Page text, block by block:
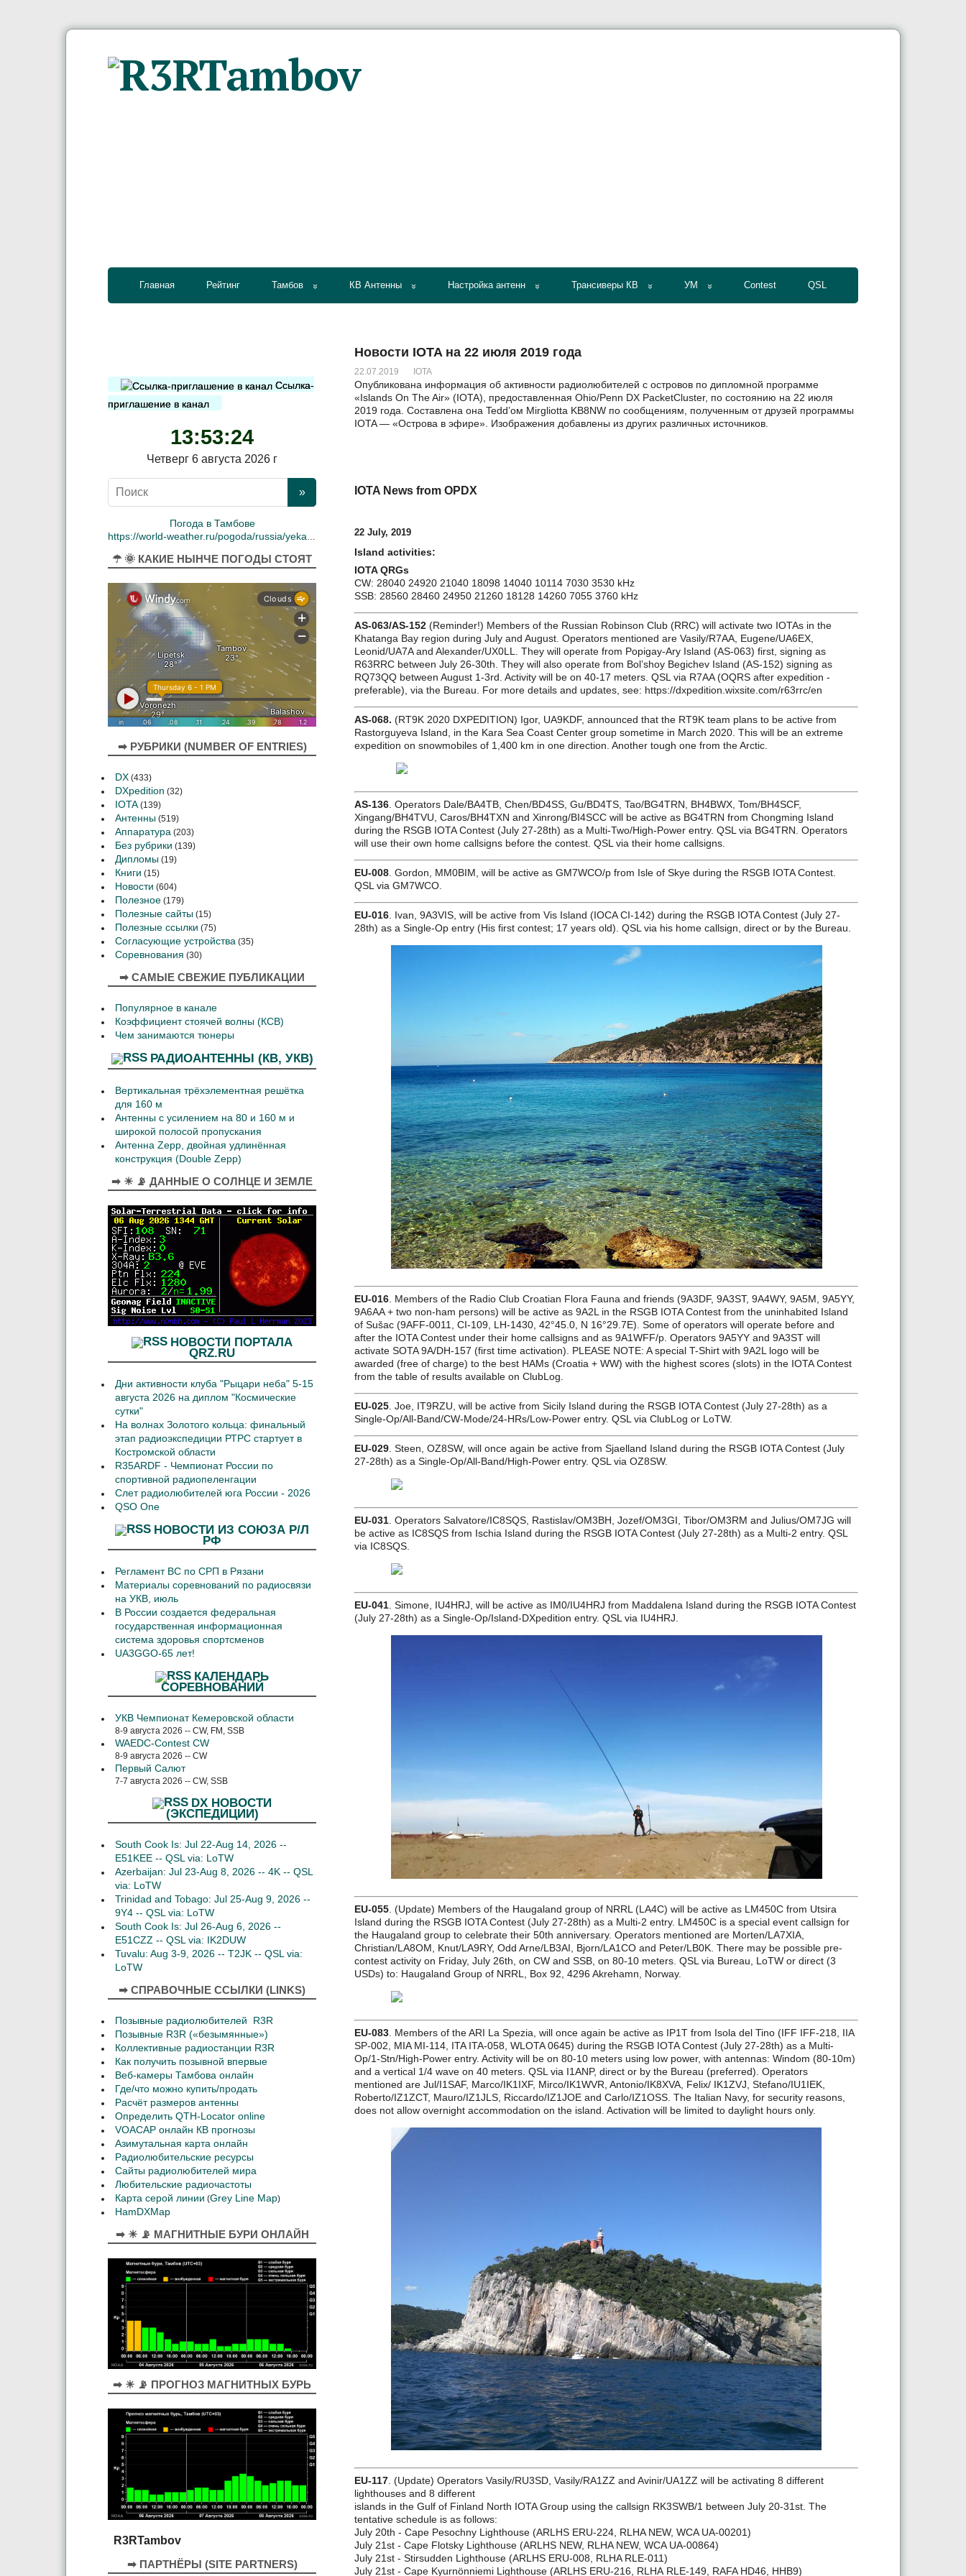
Главная Рейтинг Тамбов КВ Антенны Настройка антенн Трансиверы КВ УМ Contest QSL
Новости IOTA на 22 июля 2019 года
22.07.2019 IOTA
Опубликована информация об активности радиолюбителей с островов по дипломной программе
«Islands On The Air» (IOTA), предоставленная Ohio/Penn DX PacketCluster, по состоянию на 22 июля
2019 года. Составлена она Tedd’ом Mirgliotta KB8NW по сообщениям, полученным от друзей программы
IOTA — «Острова в эфире». Изображения добавлены из других различных источников.
IOTA News from OPDX
22 July, 2019
Island activities:
IOTA QRGs
CW: 28040 24920 21040 18098 14040 10114 7030 3530 kHz
SSB: 28560 28460 24950 21260 18128 14260 7055 3760 kHz
AS-063/AS-152 (Reminder!) Members of the Russian Robinson Club (RRC) will activate two IOTAs in the
Khatanga Bay region during July and August. Operators mentioned are Vasily/R7AA, Eugene/UA6EX,
Leonid/UA7A and Alexander/UX0LL. They will operate from Popigay-Ary Island (AS-063) first, signing as
R63RRC between July 26-30th. They will also operate from Bol’shoy Begichev Island (AS-152) signing as
RQ73QQ between August 1-3rd. Activity will be on 40-17 meters. QSL via R7AA (OQRS after expedition ­
preferable), via the Bureau. For more details and updates, see: https://dxpedition.wixsite.com/r63rrc/en
AS-068. (RT9K 2020 DXPEDITION) Igor, UA9KDF, announced that the RT9K team plans to be active from
Rastorguyeva Island, in the Kara Sea Coast Center group sometime in March 2020. This will be an extreme
expedition on snowmobiles of 1,400 km in one direction. Another tough one from the Arctic.
AS-136 . Operators Dale/BA4TB, Chen/BD4SS, Gu/BD4TS, Tao/BG4TRN, BH4BWX, Tom/BH4SCF,
Xingang/BH4TVU, Caros/BH4TXN and Xinrong/BI4SCC will be active as BG4TRN from Chongming Island
during the RSGB IOTA Contest (July 27-28th) as a Multi-Two/High-Power entry. QSL via BG4TRN. Operators
will use their own home callsigns before the contest. QSL via their home callsigns.
EU-008 . Gordon, MM0BIM, will be active as GM7WCO/p from Isle of Skye during the RSGB IOTA Contest.
QSL via GM7WCO.
EU-016 . Ivan, 9A3VIS, will be active from Vis Island (IOCA CI-142) during the RSGB IOTA Contest (July 27-
28th) as a Single-Op entry (His first contest; 17 years old). QSL via his home callsign, direct or by the Bureau.
EU-016 . Members of the Radio Club Croatian Flora Fauna and friends (9A3DF, 9A3ST, 9A4WY, 9A5M, 9A5YY,
9A6AA + two non-ham persons) will be active as 9A2L in the RSGB IOTA Contest from the uninhabited Island
of Sušac (9AFF-0011, CI-109, LH-1430, 42°45.0, N 16°29.7E). Some of operators will operate before and
after the IOTA Contest under their home callsigns and as 9A1WFF/p. Operators 9A5YY and 9A3ST will
activate SOTA 9A/DH-157 (first time activation). PLEASE NOTE: A special T-Shirt with 9A2L logo will be
awarded (free of charge) to the best HAMs (Croatia + WW) with the highest scores (slots) in the IOTA Contest
from the table of results available on ClubLog.
EU-025 . Joe, IT9RZU, will be active from Sicily Island during the RSGB IOTA Contest (July 27-28th) as a
Single-Op/All-Band/CW-Mode/24-HRs/Low-Power entry. QSL via ClubLog or LoTW.
EU-029 . Steen, OZ8SW, will once again be active from Sjaelland Island during the RSGB IOTA Contest (July
27-28th) as a Single-Op/All-Band/High-Power entry. QSL via OZ8SW.
EU-031 . Operators Salvatore/IC8SQS, Rastislav/OM3BH, Jozef/OM3GI, Tibor/OM3RM and Julius/OM7JG will
be active as IC8SQS from Ischia Island during the RSGB IOTA Contest (July 27-28th) as a Multi-2 entry. QSL
via IC8SQS.
EU-041 . Simone, IU4HRJ, will be active as IM0/IU4HRJ from Maddalena Island during the RSGB IOTA Contest
(July 27-28th) as a Single-Op/Island-DXpedition entry. QSL via IU4HRJ.
EU-055 . (Update) Members of the Haugaland group of NRRL (LA4C) will be active as LM450C from Utsira
Island during the RSGB IOTA Contest (July 27-28th) as a Multi-2 entry. LM450C is a special event callsign for
the Haugaland group to celebrate their 50th anniversary. Operators mentioned are Morten/LA7XIA,
Christian/LA8OM, Knut/LA9RY, Odd Arne/LB3AI, Bjorn/LA1CO and Peter/LB0K. There may be possible pre-
contest activity on Friday, July 26th, on CW and SSB, on 80-10 meters. QSL via Bureau, LoTW or direct (3
USDs) to: Haugaland Group of NRRL, Box 92, 4296 Akrehamn, Norway.
EU-083 . Members of the ARI La Spezia, will once again be active as IP1T from Isola del Tino (IFF IFF-218, IIA
SP-002, MIA MI-114, ITA ITA-058, WLOTA 0645) during the RSGB IOTA Contest (July 27-28th) as a Multi-
Op/1-Stn/High-Power entry. Activity will be on 80-10 meters using low power, with antennas: Windom (80-10m)
and a vertical 1/4 wave on 40 meters. QSL via I1ANP, direct or by the Bureau (preferred). Operators
mentioned are Jul/I1SAF, Marco/IK1IXF, Mirco/IK1WVR, Antonio/IK8XVA, Felix/ IK1ZVJ, Stefano/IU1IEK,
Roberto/IZ1ZCT, Mauro/IZ1JLS, Riccardo/IZ1JOE and Carlo/IZ1OSS. The Italian Navy, for security reasons,
does not allow overnight accommodation on the island. Activation will be limited to daylight hours only.
EU-117 . (Update) Operators Vasily/RU3SD, Vasily/RA1ZZ and Avinir/UA1ZZ will be activating 8 different
lighthouses and 8 different
islands in the Gulf of Finland North IOTA Group using the callsign RK3SWB/1 between July 20-31st. The
tentative schedule is as follows:
July 20th ­- Cape Pesochny Lighthouse (ARLHS ERU-224, RLHA NEW, WCA UA-00201)
July 21st -­ Cape Flotsky Lighthouse (ARLHS NEW, RLHA NEW, WCA UA-00864)
July 21st ­- Stirsudden Lighthouse (ARLHS ERU-008, RLHA RLE-011)
July 21st -­ Cape Kyurnönniemi Lighthouse (ARLHS ERU-216, RLHA RLE-149, RAFA HD46, HHB9)
Ссылка-
приглашение в канал
13:53:25
Четверг 6 августа 2026 г
Погода в Тамбове
https://world-weather.ru/pogoda/russia/yekaterinburg/
☂ 🌞 КАКИЕ НЫНЧЕ ПОГОДЫ СТОЯТ
➡ РУБРИКИ (NUMBER OF ENTRIES)
DX (433)
DXpedition (32)
IOTA (139)
Антенны (519)
Аппаратура (203)
Без рубрики (139)
Дипломы (19)
Книги (15)
Новости (604)
Полезное (179)
Полезные сайты (15)
Полезные ссылки (75)
Согласующие устройства (35)
Соревнования (30)
➡ САМЫЕ СВЕЖИЕ ПУБЛИКАЦИИ
Популярное в канале
Коэффициент стоячей волны (КСВ)
Чем занимаются тюнеры
РАДИОАНТЕННЫ (КВ, УКВ)
Вертикальная трёхэлементная решётка
для 160 м
Антенны с усилением на 80 и 160 м и
широкой полосой пропускания
Антенна Zepp, двойная удлинённая
конструкция (Double Zepp)
➡ ☀ 📡 ДАННЫЕ О СОЛНЦЕ И ЗЕМЛЕ
НОВОСТИ ПОРТАЛА
QRZ.RU
Дни активности клуба "Рыцари неба" 5-15
августа 2026 на диплом "Космические
сутки"
На волнах Золотого кольца: финальный
этап радиоэкспедиции РТРС стартует в
Костромской области
R35ARDF - Чемпионат России по
спортивной радиопеленгации
Слет радиолюбителей юга России - 2026
QSO One
НОВОСТИ ИЗ СОЮЗА Р/Л
РФ
Регламент ВС по СРП в Рязани
Материалы соревнований по радиосвязи
на УКВ, июль
В России создается федеральная
государственная информационная
система здоровья спортсменов
UA3GGO-65 лет!
КАЛЕНДАРЬ
СОРЕВНОВАНИЙ
УКВ Чемпионат Кемеровской области
8-9 августа 2026 -- CW, FM, SSB
WAEDC-Contest CW
8-9 августа 2026 -- CW
Первый Салют
7-7 августа 2026 -- CW, SSB
DX НОВОСТИ
(ЭКСПЕДИЦИИ)
South Cook Is: Jul 22-Aug 14, 2026 --
E51KEE -- QSL via: LoTW
Azerbaijan: Jul 23-Aug 8, 2026 -- 4K -- QSL
via: LoTW
Trinidad and Tobago: Jul 25-Aug 9, 2026 --
9Y4 -- QSL via: LoTW
South Cook Is: Jul 26-Aug 6, 2026 --
E51CZZ -- QSL via: IK2DUW
Tuvalu: Aug 3-9, 2026 -- T2JK -- QSL via:
LoTW
➡ СПРАВОЧНЫЕ ССЫЛКИ (LINKS)
Позывные радиолюбителей R3R
Позывные R3R («безымянные»)
Коллективные радиостанции R3R
Как получить позывной впервые
Веб-камеры Тамбова онлайн
Где/что можно купить/продать
Расчёт размеров антенны
Определить QTH-Locator online
VOACAP онлайн КВ прогнозы
Азимутальная карта онлайн
Радиолюбительские ресурсы
Сайты радиолюбителей мира
Любительские радиочастоты
Карта серой линии (Grey Line Map)
HamDXMap
➡ ☀ 📡 МАГНИТНЫЕ БУРИ ОНЛАЙН
➡ ☀ 📡 ПРОГНОЗ МАГНИТНЫХ БУРЬ
R3RTambov
➡ ПАРТНЁРЫ (SITE PARTNERS)